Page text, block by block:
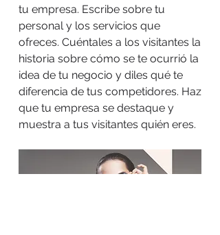
tu empresa. Escribe sobre tu
personal y los servicios que
ofreces. Cuéntales a los visitantes la
historia sobre cómo se te ocurrió la
idea de tu negocio y diles qué te
diferencia de tus competidores. Haz
que tu empresa se destaque y
muestra a tus visitantes quién eres.